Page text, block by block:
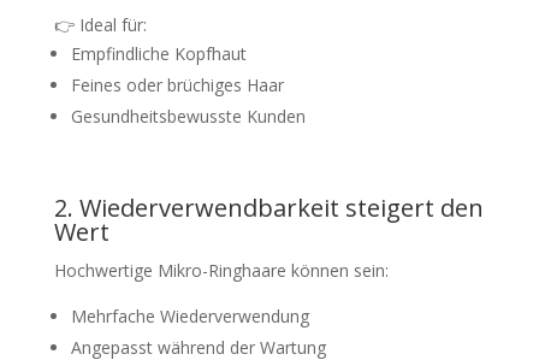
👉 Ideal für:
Empfindliche Kopfhaut
Feines oder brüchiges Haar
Gesundheitsbewusste Kunden
2. Wiederverwendbarkeit steigert den
Wert
Hochwertige Mikro-Ringhaare können sein:
Mehrfache Wiederverwendung
Angepasst während der Wartung